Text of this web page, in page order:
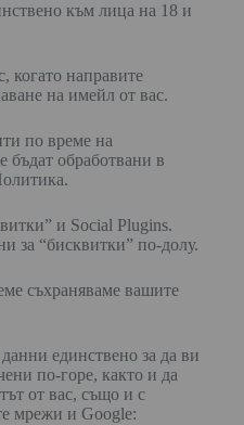
към лица на 18 и
когато направите
на имейл от вас.
по време на
бъдат обработвани в
и Social Plugins.
за “бисквитки” по-долу.
съхраняваме вашите
единствено за да ви
по-горе, както и да
от вас, също и с
мрежи и Google: